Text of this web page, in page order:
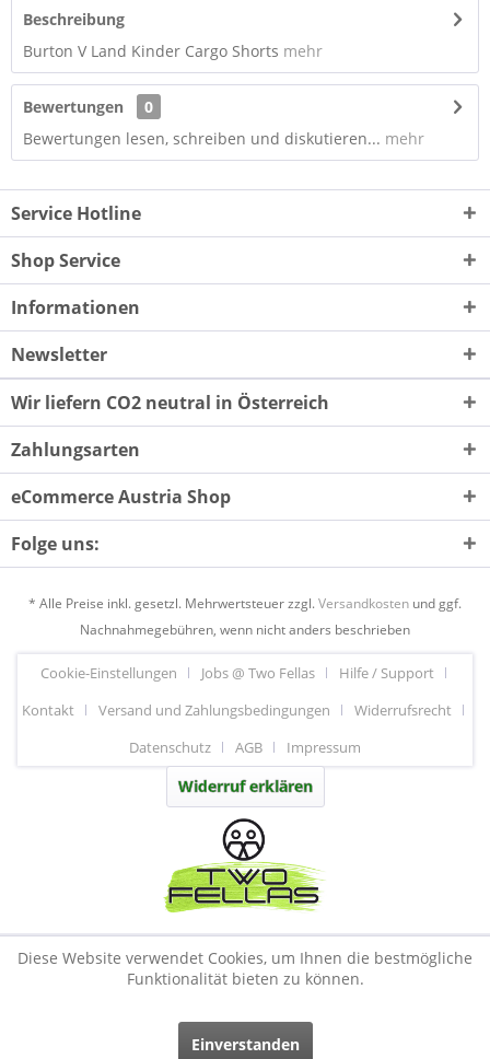
Beschreibung
Burton V Land Kinder Cargo Shorts mehr
Bewertungen
0
Bewertungen lesen, schreiben und diskutieren... mehr
Service Hotline
Shop Service
Informationen
Newsletter
Wir liefern CO2 neutral in Österreich
Zahlungsarten
eCommerce Austria Shop
Folge uns:
* Alle Preise inkl. gesetzl. Mehrwertsteuer zzgl.Versandkosten und ggf.
Nachnahmegebühren, wenn nicht anders beschrieben
Cookie-Einstellungen Jobs @ Two Fellas
Hilfe / Support
Kontakt
Versand und Zahlungsbedingungen
Widerrufsrecht
Datenschutz
AGB Impressum
Widerruf erklären
Diese Website verwendet Cookies, um Ihnen die bestmögliche
Funktionalität bieten zu können.
Einverstanden